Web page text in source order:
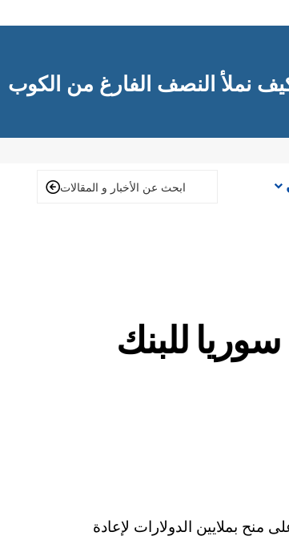
نملأ النصف الفارغ من الكوب
تدين بهم سوريا للبنك
بملايين الدولارات لإعادة